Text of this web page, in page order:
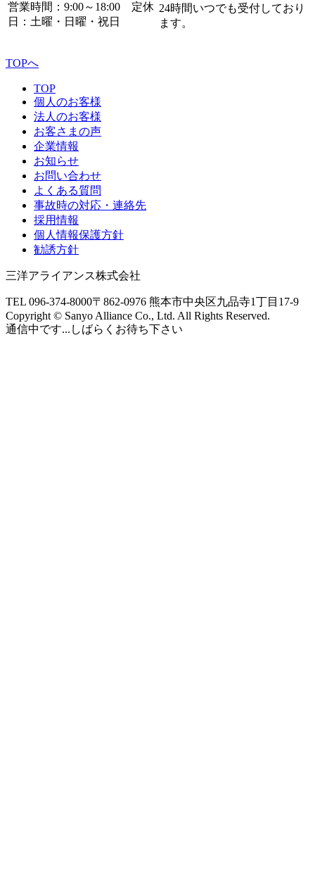
営業時間：9:00～18:00 定休
日：土曜・日曜・祝日
24時間いつでも受付しており
ます。
TOPへ
TOP
個人のお客様
法人のお客様
お客さまの声
企業情報
お知らせ
お問い合わせ
よくある質問
事故時の対応・連絡先
採用情報
個人情報保護方針
勧誘方針
三洋アライアンス株式会社
TEL 096-374-8000〒862-0976 熊本市中央区九品寺1丁目17-9
Copyright © Sanyo Alliance Co., Ltd. All Rights Reserved.
通信中です...しばらくお待ち下さい